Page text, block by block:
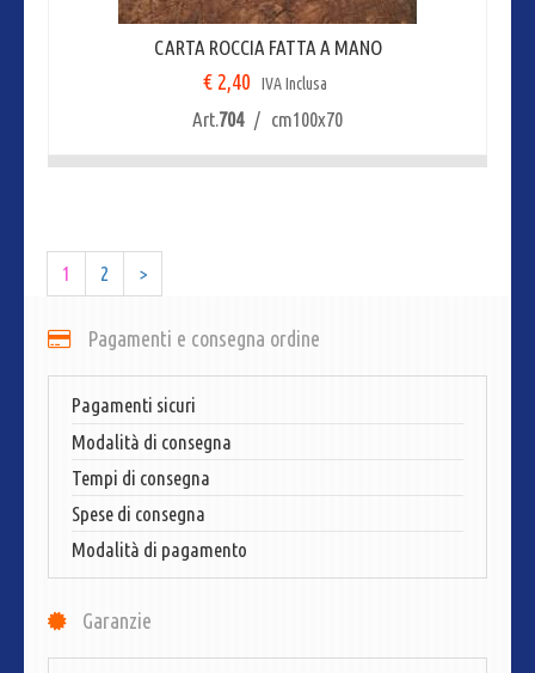
CARTA ROCCIA FATTA A MANO
€ 2,40 IVA Inclusa
Art.704/ cm100x70
1 2 >
Pagamenti e consegna ordine
Pagamenti sicuri
Modalità di consegna
Tempi di consegna
Spese di consegna
Modalità di pagamento
Garanzie